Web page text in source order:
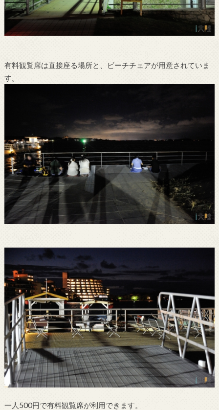
有料観覧席は直接座る場所と、ビーチチェアが用意されていま
す。
一人500円で有料観覧席が利用できます。